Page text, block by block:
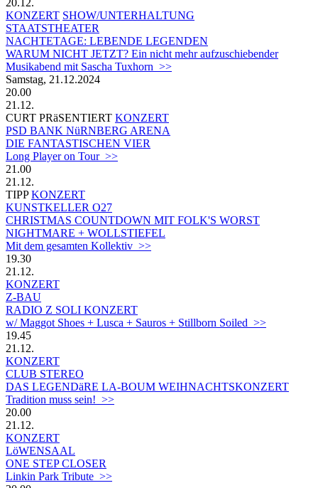
KONZERT SHOW/UNTERHALTUNG
STAATSTHEATER
NACHTETAGE: LEBENDE LEGENDEN
WARUM NICHT JETZT? Ein nicht mehr aufzuschiebender
Musikabend mit Sascha Tuxhorn >>
Samstag, 21.12.2024
20.00
21.12.
CURT PRäSENTIERT KONZERT
PSD BANK NüRNBERG ARENA
DIE FANTASTISCHEN VIER
Long Player on Tour >>
21.00
21.12.
TIPP KONZERT
KUNSTKELLER O27
CHRISTMAS COUNTDOWN MIT FOLK'S WORST
NIGHTMARE + WOLLSTIEFEL
Mit dem gesamten Kollektiv >>
19.30
21.12.
KONZERT
Z-BAU
RADIO Z SOLI KONZERT
w/ Maggot Shoes + Lusca + Sauros + Stillborn Soiled >>
19.45
21.12.
KONZERT
CLUB STEREO
DAS LEGENDäRE LA-BOUM WEIHNACHTSKONZERT
Tradition muss sein! >>
20.00
21.12.
KONZERT
LöWENSAAL
ONE STEP CLOSER
Linkin Park Tribute >>